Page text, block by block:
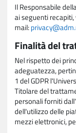
Il Responsabile
ai seguenti
mail:
Finalità del
Nel rispetto dei
adeguatezza,
1 del GDPR
Titolare del
personali forniti
dell'utilizzo delle
mezzi elettronici,